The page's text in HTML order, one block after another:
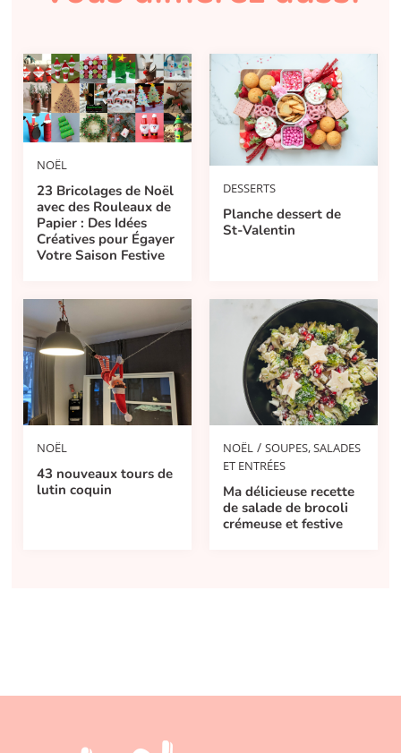
NOËL
23 Bricolages de Noël
avec des Rouleaux de
Papier : Des Idées
Créatives pour Égayer
Votre Saison Festive
DESSERTS
Planche dessert de
St-Valentin
NOËL
43 nouveaux tours de
lutin coquin
NOËL / SOUPES, SALADES
ET ENTRÉES
Ma délicieuse recette
de salade de brocoli
crémeuse et festive